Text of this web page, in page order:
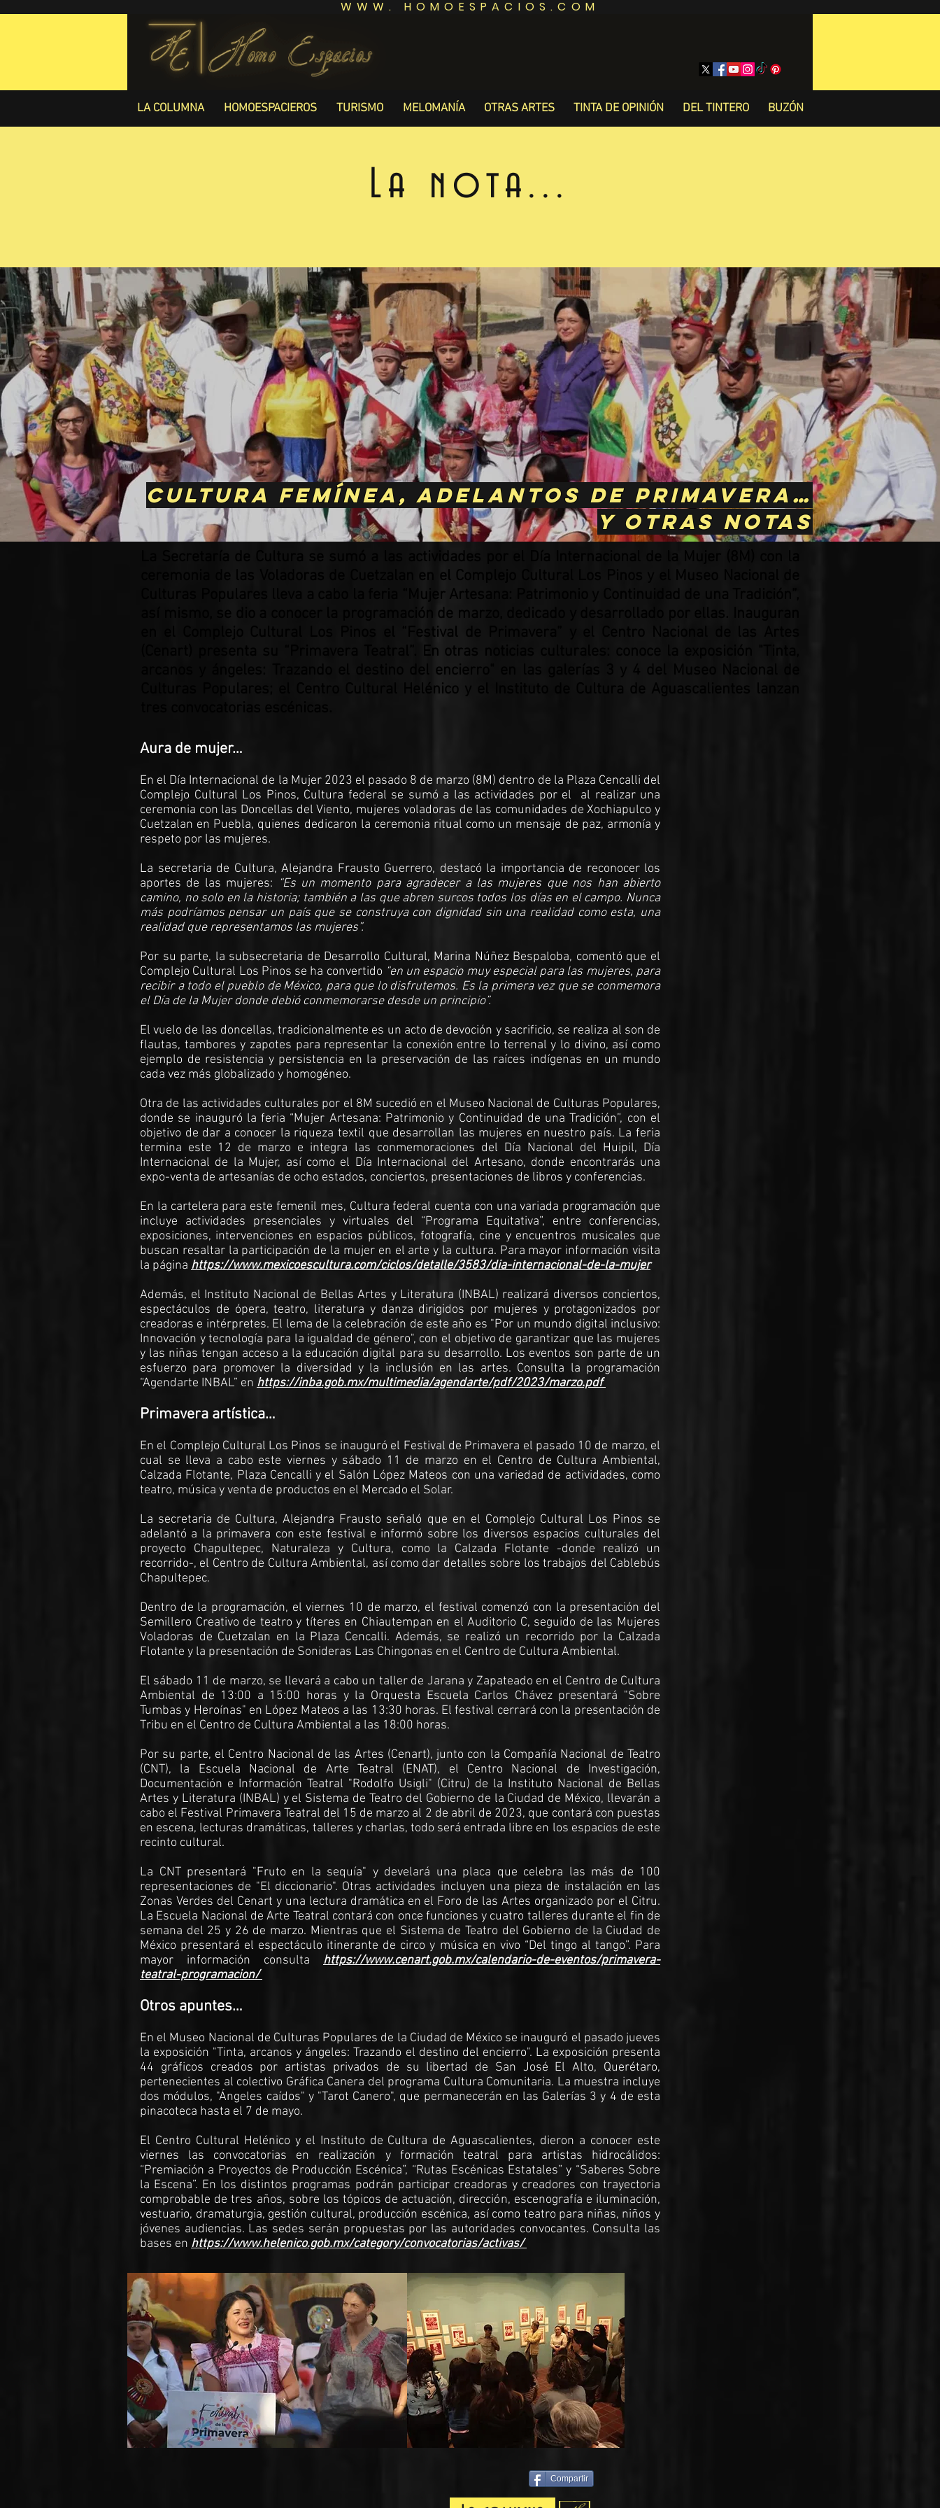
WWW. HOMOESPACIOS.COM
LA COLUMNA HOMOESPACIEROS TURISMO MELOMANÍA OTRAS ARTES TINTA DE OPINIÓN DEL TINTERO BUZÓN
La nota...
Cultura femínea, adelantos de primavera…
y otras notas
La Secretaría de Cultura se sumó a las actividades por el Día Internacional de la Mujer (8M) con la
ceremonia de las Voladoras de Cuetzalan en el Complejo Cultural Los Pinos y el Museo Nacional de
Culturas Populares lleva a cabo la feria “Mujer Artesana: Patrimonio y Continuidad de una Tradición”,
así mismo, se dio a conocer la programación de marzo, dedicado y desarrollado por ellas. Inauguran
en el Complejo Cultural Los Pinos el “Festival de Primavera” y el Centro Nacional de las Artes
(Cenart) presenta su “Primavera Teatral”. En otras noticias culturales: conoce la exposición "Tinta,
arcanos y ángeles: Trazando el destino del encierro" en las galerías 3 y 4 del Museo Nacional de
Culturas Populares; el Centro Cultural Helénico y el Instituto de Cultura de Aguascalientes lanzan
Aura de mujer…
En el Día Internacional de la Mujer 2023 el pasado 8 de marzo (8M) dentro de la Plaza Cencalli del
Complejo Cultural Los Pinos, Cultura federal se sumó a las actividades por el al realizar una
ceremonia con las Doncellas del Viento, mujeres voladoras de las comunidades de Xochiapulco y
Cuetzalan en Puebla, quienes dedicaron la ceremonia ritual como un mensaje de paz, armonía y
respeto por las mujeres.
La secretaria de Cultura, Alejandra Frausto Guerrero, destacó la importancia de reconocer los
aportes de las mujeres: “Es un momento para agradecer a las mujeres que nos han abierto
camino, no solo en la historia; también a las que abren surcos todos los días en el campo. Nunca
más podríamos pensar un país que se construya con dignidad sin una realidad como esta, una
realidad que representamos las mujeres”.
Por su parte, la subsecretaria de Desarrollo Cultural, Marina Núñez Bespaloba, comentó que el
Complejo Cultural Los Pinos se ha convertido “en un espacio muy especial para las mujeres, para
recibir a todo el pueblo de México, para que lo disfrutemos. Es la primera vez que se conmemora
el Día de la Mujer donde debió conmemorarse desde un principio”.
El vuelo de las doncellas, tradicionalmente es un acto de devoción y sacrificio, se realiza al son de
flautas, tambores y zapotes para representar la conexión entre lo terrenal y lo divino, así como
ejemplo de resistencia y persistencia en la preservación de las raíces indígenas en un mundo
cada vez más globalizado y homogéneo.
Otra de las actividades culturales por el 8M sucedió en el Museo Nacional de Culturas Populares,
donde se inauguró la feria “Mujer Artesana: Patrimonio y Continuidad de una Tradición”, con el
objetivo de dar a conocer la riqueza textil que desarrollan las mujeres en nuestro país. La feria
termina este 12 de marzo e integra las conmemoraciones del Día Nacional del Huipil, Día
Internacional de la Mujer, así como el Día Internacional del Artesano, donde encontrarás una
expo-venta de artesanías de ocho estados, conciertos, presentaciones de libros y conferencias.
En la cartelera para este femenil mes, Cultura federal cuenta con una variada programación que
incluye actividades presenciales y virtuales del “Programa Equitativa”, entre conferencias,
exposiciones, intervenciones en espacios públicos, fotografía, cine y encuentros musicales que
buscan resaltar la participación de la mujer en el arte y la cultura. Para mayor información visita
la página https://www.mexicoescultura.com/ciclos/detalle/3583/dia-internacional-de-la-mujer
Además, el Instituto Nacional de Bellas Artes y Literatura (INBAL) realizará diversos conciertos,
espectáculos de ópera, teatro, literatura y danza dirigidos por mujeres y protagonizados por
creadoras e intérpretes. El lema de la celebración de este año es "Por un mundo digital inclusivo:
Innovación y tecnología para la igualdad de género", con el objetivo de garantizar que las mujeres
y las niñas tengan acceso a la educación digital para su desarrollo. Los eventos son parte de un
esfuerzo para promover la diversidad y la inclusión en las artes. Consulta la programación
“Agendarte INBAL” en https://inba.gob.mx/multimedia/agendarte/pdf/2023/marzo.pdf
Primavera artística…
En el Complejo Cultural Los Pinos se inauguró el Festival de Primavera el pasado 10 de marzo, el
cual se lleva a cabo este viernes y sábado 11 de marzo en el Centro de Cultura Ambiental,
Calzada Flotante, Plaza Cencalli y el Salón López Mateos con una variedad de actividades, como
teatro, música y venta de productos en el Mercado el Solar.
La secretaria de Cultura, Alejandra Frausto señaló que en el Complejo Cultural Los Pinos se
adelantó a la primavera con este festival e informó sobre los diversos espacios culturales del
proyecto Chapultepec, Naturaleza y Cultura, como la Calzada Flotante -donde realizó un
recorrido-, el Centro de Cultura Ambiental, así como dar detalles sobre los trabajos del Cablebús
Chapultepec.
Dentro de la programación, el viernes 10 de marzo, el festival comenzó con la presentación del
Semillero Creativo de teatro y títeres en Chiautempan en el Auditorio C, seguido de las Mujeres
Voladoras de Cuetzalan en la Plaza Cencalli. Además, se realizó un recorrido por la Calzada
Flotante y la presentación de Sonideras Las Chingonas en el Centro de Cultura Ambiental.
El sábado 11 de marzo, se llevará a cabo un taller de Jarana y Zapateado en el Centro de Cultura
Ambiental de 13:00 a 15:00 horas y la Orquesta Escuela Carlos Chávez presentará "Sobre
Tumbas y Heroínas" en López Mateos a las 13:30 horas. El festival cerrará con la presentación de
Tribu en el Centro de Cultura Ambiental a las 18:00 horas.
Por su parte, el Centro Nacional de las Artes (Cenart), junto con la Compañía Nacional de Teatro
(CNT), la Escuela Nacional de Arte Teatral (ENAT), el Centro Nacional de Investigación,
Documentación e Información Teatral "Rodolfo Usigli" (Citru) de la Instituto Nacional de Bellas
Artes y Literatura (INBAL) y el Sistema de Teatro del Gobierno de la Ciudad de México, llevarán a
cabo el Festival Primavera Teatral del 15 de marzo al 2 de abril de 2023, que contará con puestas
en escena, lecturas dramáticas, talleres y charlas, todo será entrada libre en los espacios de este
recinto cultural.
La CNT presentará "Fruto en la sequía" y develará una placa que celebra las más de 100
representaciones de "El diccionario". Otras actividades incluyen una pieza de instalación en las
Zonas Verdes del Cenart y una lectura dramática en el Foro de las Artes organizado por el Citru.
La Escuela Nacional de Arte Teatral contará con once funciones y cuatro talleres durante el fin de
semana del 25 y 26 de marzo. Mientras que el Sistema de Teatro del Gobierno de la Ciudad de
México presentará el espectáculo itinerante de circo y música en vivo “Del tingo al tango”. Para
mayor información consulta https://www.cenart.gob.mx/calendario-de-eventos/primavera-
teatral-programacion/
Otros apuntes…
En el Museo Nacional de Culturas Populares de la Ciudad de México se inauguró el pasado jueves
la exposición "Tinta, arcanos y ángeles: Trazando el destino del encierro". La exposición presenta
44 gráficos creados por artistas privados de su libertad de San José El Alto, Querétaro,
pertenecientes al colectivo Gráfica Canera del programa Cultura Comunitaria. La muestra incluye
dos módulos, "Ángeles caídos" y "Tarot Canero", que permanecerán en las Galerías 3 y 4 de esta
pinacoteca hasta el 7 de mayo.
El Centro Cultural Helénico y el Instituto de Cultura de Aguascalientes, dieron a conocer este
viernes las convocatorias en realización y formación teatral para artistas hidrocálidos:
“Premiación a Proyectos de Producción Escénica”, “Rutas Escénicas Estatales” y “Saberes Sobre
la Escena”. En los distintos programas podrán participar creadoras y creadores con trayectoria
comprobable de tres años, sobre los tópicos de actuación, dirección, escenografía e iluminación,
vestuario, dramaturgia, gestión cultural, producción escénica, así como teatro para niñas, niños y
jóvenes audiencias. Las sedes serán propuestas por las autoridades convocantes. Consulta las
bases en https://www.helenico.gob.mx/category/convocatorias/activas/
Compartir